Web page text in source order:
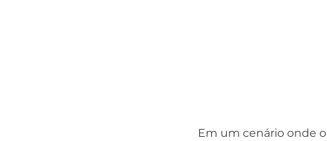
Em um cenário onde